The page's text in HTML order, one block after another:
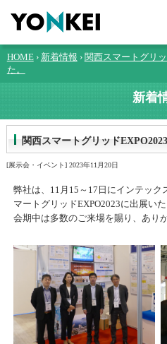
HOME› 新着情報 › 関西スマートグリ
た。
新着
関西スマートグリッド
[展示会・イベント] 2023年11月20日
弊社は、11月15～17日にインテック
マートグリッドEXPO2023に出展いた
会期中は多数のご来場を賜り、あり